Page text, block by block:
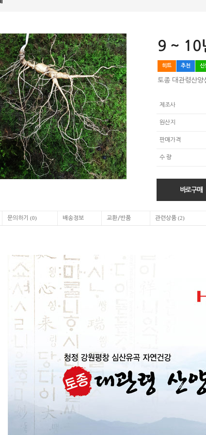
9 ~ 10
히트 추천 신
토종 대관령산양
제조사
원산지
판매가격
수 량
바로구매
문의하기 (0) 배송정보 교환/반품 관련상품 (2)